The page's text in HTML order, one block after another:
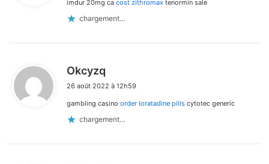
imdur 20mg ca cost zithromax tenormin sale
chargement…
Okcyzq
t
26 août 2022 à 12h59
gambling casino order loratadine pills cytotec generic
chargement…